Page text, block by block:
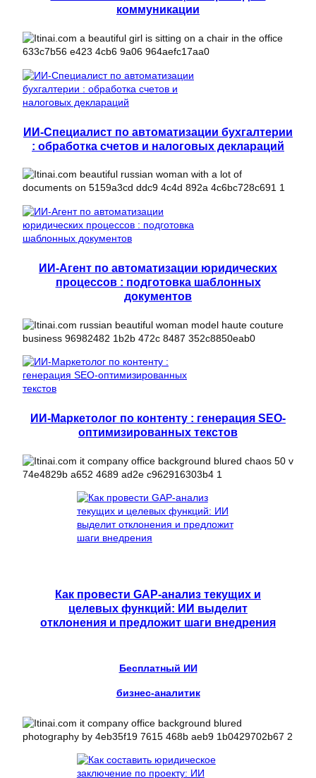
коммуникации
ИИ-Специалист по автоматизации бухгалтерии
: обработка счетов и налоговых деклараций
ИИ-Агент по автоматизации юридических
процессов : подготовка шаблонных
документов
ИИ-Маркетолог по контенту : генерация SEO-
оптимизированных текстов
Как провести GAP-анализ текущих и
целевых функций: ИИ выделит
отклонения и предложит шаги внедрения
Бесплатный ИИ
бизнес-аналитик